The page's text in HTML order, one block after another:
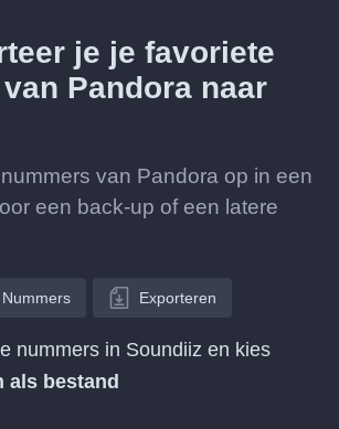
je je favoriete
Pandora naar
van Pandora op in een
een back-up of een latere
Nummers Exporteren
nummers in Soundiiz en kies
als bestand